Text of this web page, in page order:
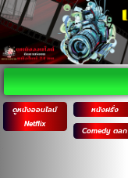
ดูหนังออนไลน์
Netflix
หนังฝรั่ง
Comedy ตลก